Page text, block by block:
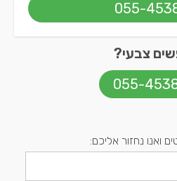
055-
צבעי?
055-
ואנו נחזור אליכם: